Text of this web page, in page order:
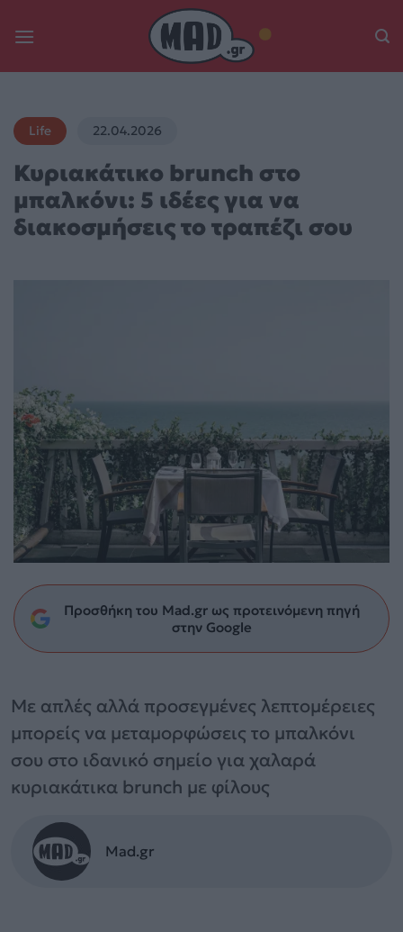
Life 22.04.2026
Κυριακάτικο brunch στο
μπαλκόνι: 5 ιδέες για να
διακοσμήσεις το τραπέζι σου
Προσθήκη του Mad.gr ως προτεινόμενη πηγή
στην Google
Με απλές αλλά προσεγμένες λεπτομέρειες
μπορείς να μεταμορφώσεις το μπαλκόνι
σου στο ιδανικό σημείο για χαλαρά
κυριακάτικα brunch με φίλους
Mad.gr